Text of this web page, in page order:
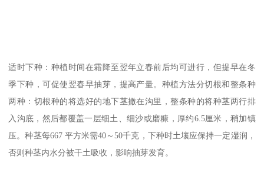
适时下种：种植时间在霜降至翌年立春前后均可进行，但提早在冬
季下种，可促使翌春早抽芽，提高产量。种植方法分切根和整条种
两种：切根种的将选好的地下茎撒在沟里，整条种的将种茎两行排
入沟底，然后都覆盖一层细土、细沙或磨糠，厚约6.5厘米，稍加镇
压。种茎每667 平方米需40～50千克，下种时土壤应保持一定湿润，
否则种茎内水分被干土吸收，影响抽芽发育。